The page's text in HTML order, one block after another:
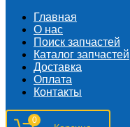
Главная
О нас
Поиск запчастeй
Каталог запчастей
Доставка
Оплата
Контакты
0